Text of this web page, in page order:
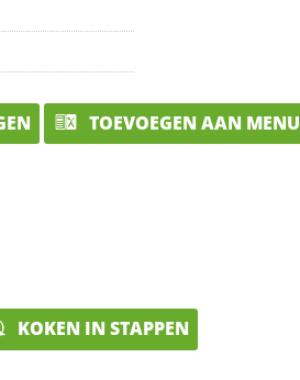
TOEVOEGEN AAN MENU
KOKEN IN STAPPEN